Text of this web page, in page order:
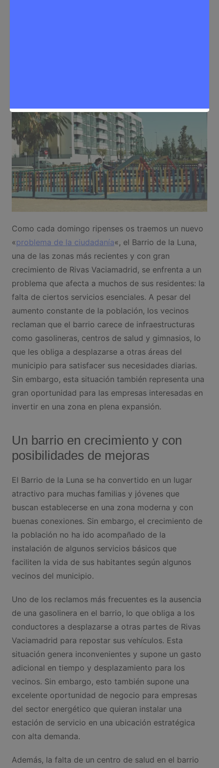
Como cada domingo ripenses os traemos un nuevo
«problema de la ciudadanía«, el Barrio de la Luna,
una de las zonas más recientes y con gran
crecimiento de Rivas Vaciamadrid, se enfrenta a un
problema que afecta a muchos de sus residentes: la
falta de ciertos servicios esenciales. A pesar del
aumento constante de la población, los vecinos
reclaman que el barrio carece de infraestructuras
como gasolineras, centros de salud y gimnasios, lo
que les obliga a desplazarse a otras áreas del
municipio para satisfacer sus necesidades diarias.
Sin embargo, esta situación también representa una
gran oportunidad para las empresas interesadas en
invertir en una zona en plena expansión.
Un barrio en crecimiento y con
posibilidades de mejoras
El Barrio de la Luna se ha convertido en un lugar
atractivo para muchas familias y jóvenes que
buscan establecerse en una zona moderna y con
buenas conexiones. Sin embargo, el crecimiento de
la población no ha ido acompañado de la
instalación de algunos servicios básicos que
faciliten la vida de sus habitantes según algunos
vecinos del municipio.
Uno de los reclamos más frecuentes es la ausencia
de una gasolinera en el barrio, lo que obliga a los
conductores a desplazarse a otras partes de Rivas
Vaciamadrid para repostar sus vehículos. Esta
situación genera inconvenientes y supone un gasto
adicional en tiempo y desplazamiento para los
vecinos. Sin embargo, esto también supone una
excelente oportunidad de negocio para empresas
del sector energético que quieran instalar una
estación de servicio en una ubicación estratégica
con alta demanda.
Además, la falta de un centro de salud en el barrio